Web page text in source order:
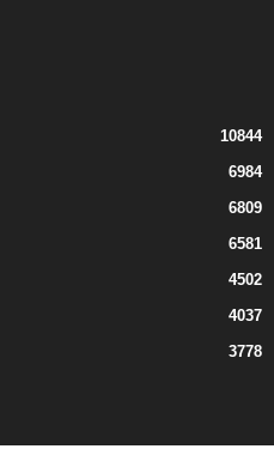
10844
6984
6809
6581
4502
4037
3778